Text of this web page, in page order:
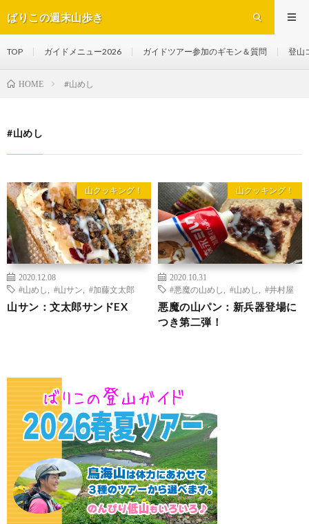
ばりこの週末山歩き
TOP ガイドメニュー2026 ガイドツアー参加のギモン＆質問 登山
HOME #山めし
#山めし
山クッキング！
2020.12.08
#山めし
#山サン #加藤文太郎
山サン：文太郎サンドEX
山クッキング！
2020.10.31
#悪魔の山めし
#山めし #井村屋
悪魔の山パン：新兵器登場に
つき第二弾！